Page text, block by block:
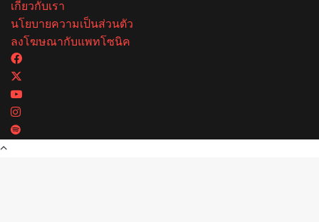
เกี่ยวกับเรา
นโยบายความเป็นส่วนตัว
ลงโฆษณากับแพทโซนิค